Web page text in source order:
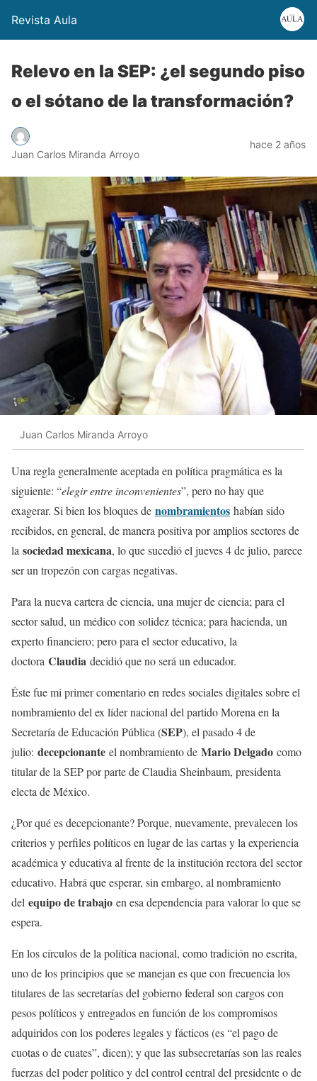
Revista Aula
Relevo en la SEP: ¿el segundo piso
o el sótano de la transformación?
Juan Carlos Miranda Arroyo
hace 2 años
Juan Carlos Miranda Arroyo
Una regla generalmente aceptada en política pragmática es la
siguiente: “elegir entre inconvenientes”, pero no hay que
exagerar. Si bien los bloques de nombramientos habían sido
recibidos, en general, de manera positiva por amplios sectores de
la sociedad mexicana, lo que sucedió el jueves 4 de julio, parece
ser un tropezón con cargas negativas.
Para la nueva cartera de ciencia, una mujer de ciencia; para el
sector salud, un médico con solidez técnica; para hacienda, un
experto financiero; pero para el sector educativo, la
doctora Claudia decidió que no será un educador.
Éste fue mi primer comentario en redes sociales digitales sobre el
nombramiento del ex líder nacional del partido Morena en la
Secretaría de Educación Pública (SEP), el pasado 4 de
julio: decepcionante el nombramiento de Mario Delgado como
titular de la SEP por parte de Claudia Sheinbaum, presidenta
electa de México.
¿Por qué es decepcionante? Porque, nuevamente, prevalecen los
criterios y perfiles políticos en lugar de las cartas y la experiencia
académica y educativa al frente de la institución rectora del sector
educativo. Habrá que esperar, sin embargo, al nombramiento
del equipo de trabajo en esa dependencia para valorar lo que se
espera.
En los círculos de la política nacional, como tradición no escrita,
uno de los principios que se manejan es que con frecuencia los
titulares de las secretarías del gobierno federal son cargos con
pesos políticos y entregados en función de los compromisos
adquiridos con los poderes legales y fácticos (es “el pago de
cuotas o de cuates”, dicen); y que las subsecretarías son las reales
fuerzas del poder político y del control central del presidente o de